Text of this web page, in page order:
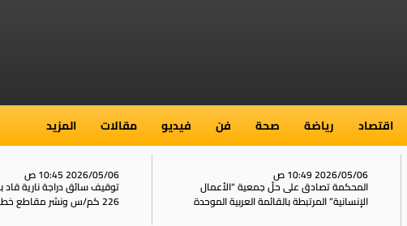
اقتصاد رياضة صحة فن فيديو مقالات المزيد
2026/05/06 10:49 ص
المحكمة تصادق على حلّ جمعية “الأعمال
الإنسانية” المرتبطة بالقائمة العربية الموحدة
2026/05/06 10:45 ص
توقيف سائق دراجة نارية
226 كم/س ونشر مقاطع خطيرة على الشبكات